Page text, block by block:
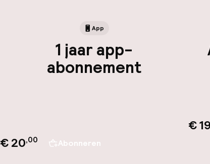
App
1 jaar app-
abonnement
€ 20,00 Abonneren
€ 19